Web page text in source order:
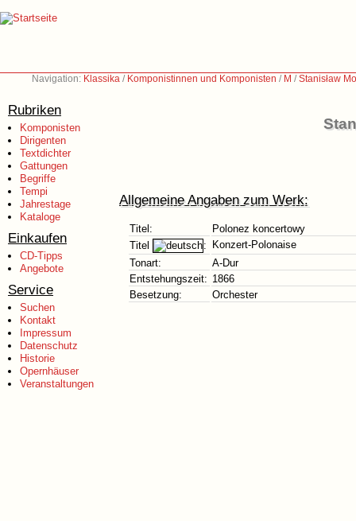
Navigation: Klassika / Komponistinnen und Komponisten / M /Stanisław
Rubriken
Komponisten
Dirigenten
Textdichter
Gattungen
Begriffe
Tempi
Jahrestage
Kataloge
Einkaufen
CD-Tipps
Angebote
Service
Suchen
Kontakt
Impressum
Datenschutz
Historie
Opernhäuser
Veranstaltungen
Allgemeine Angaben zum Werk:
Titel:
Polonez koncertowy
Titel
:
Konzert-Polonaise
Tonart:
A-Dur
Entstehungszeit: 1866
Besetzung:
Orchester